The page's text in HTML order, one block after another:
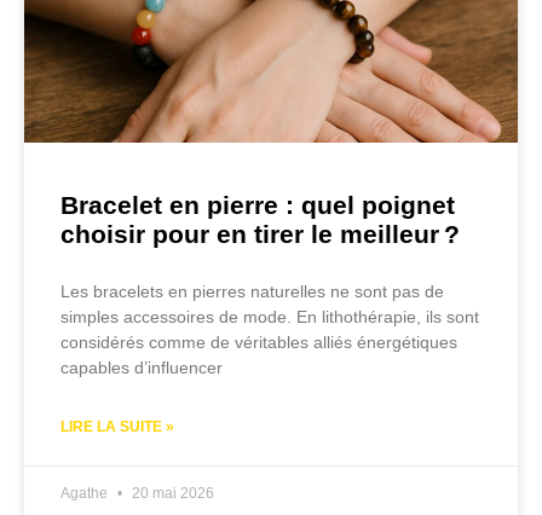
Bracelet en pierre : quel poignet
choisir pour en tirer le meilleur ?
Les bracelets en pierres naturelles ne sont pas de
simples accessoires de mode. En lithothérapie, ils sont
considérés comme de véritables alliés énergétiques
capables d’influencer
LIRE LA SUITE »
Agathe 20 mai 2026